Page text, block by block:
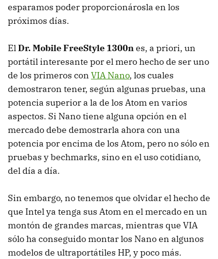
esparamos poder proporcionárosla en los
próximos días.
ElDr. Mobile FreeStyle 1300nes, a priori, un
portátil interesante por el mero hecho de ser uno
de los primeros con VIA Nano, los cuales
demostraron tener, según algunas pruebas, una
potencia superior a la de los Atom en varios
aspectos. Si Nano tiene alguna opción en el
mercado debe demostrarla ahora con una
potencia por encima de los Atom, pero no sólo en
pruebas y bechmarks, sino en el uso cotidiano,
del día a día.
Sin embargo, no tenemos que olvidar el hecho de
que Intel ya tenga sus Atom en el mercado en un
montón de grandes marcas, mientras que VIA
sólo ha conseguido montar los Nano en algunos
modelos de ultraportátiles HP, y poco más.